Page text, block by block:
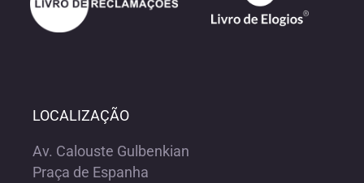
LOCALIZAÇÃO
Av. Calouste Gulbenkian
Praça de Espanha